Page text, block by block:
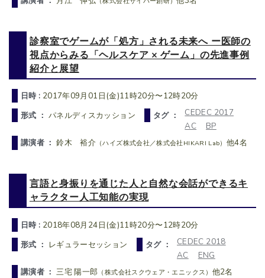
診察室でゲームが「処方」される未来へ ー医師の
視点からみる「ヘルスケア × ゲーム」の先進事例
紹介と展望
日時 : 2017年09月01日(金)11時20分〜12時20分
形式 ： パネルディスカッション タグ ：
CEDEC 2017
AC
BP
講演者 ：鈴木 裕介 （ハイズ株式会社／株式会社HIKARI Lab） 他4名
言語と身振りを通じた人と自然な会話ができるキ
ャラクター人工知能の実現
日時 : 2018年08月24日(金)11時20分〜12時20分
形式 ： レギュラーセッション タグ ：
CEDEC 2018
AC
ENG
講演者 ：三宅 陽一郎 （株式会社スクウェア・エニックス） 他2名